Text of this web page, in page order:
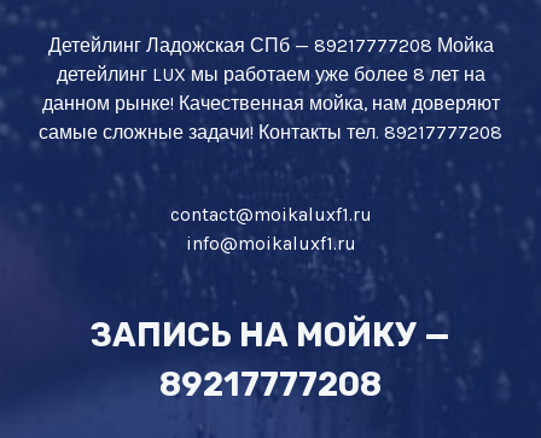
Детейлинг Ладожская СПб — 89217777208 Мойка
детейлинг LUX мы работаем уже более 8 лет на
данном рынке! Качественная мойка, нам доверяют
самые сложные задачи! Контакты тел. 89217777208
contact@moikaluxf1.ru
info@moikaluxf1.ru
ЗАПИСЬ НА МОЙКУ —
89217777208